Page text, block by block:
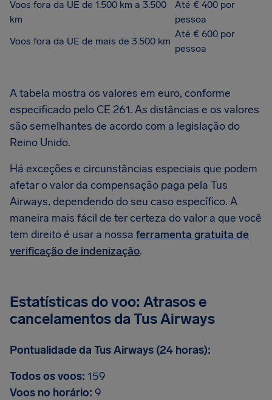
Voos fora da UE de 1.500 km a 3.500
km
Até € 400 por
pessoa
Voos fora da UE de mais de 3.500 km
Até € 600 por
pessoa
A tabela mostra os valores em euro, conforme
especificado pelo CE 261. As distâncias e os valores
são semelhantes de acordo com a legislação do
Reino Unido.
Há exceções e circunstâncias especiais que podem
afetar o valor da compensação paga pela Tus
Airways, dependendo do seu caso específico. A
maneira mais fácil de ter certeza do valor a que você
tem direito é usar a nossa ferramenta gratuita de
verificação de indenização.
Estatísticas do voo: Atrasos e
cancelamentos da Tus Airways
Pontualidade da Tus Airways (24 horas):
Todos os voos: 159
Voos no horário: 9